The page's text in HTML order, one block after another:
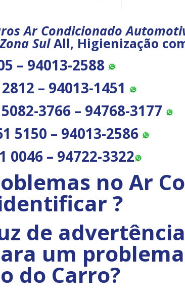
Ar Condicionado
SulAll, Higienização
– 94013-2588
– 94013-1451
5082-3766 – 94768-3177
5150 – 94013-2586
0046 – 94722-3322
no Ar
?
de
um
do Carro?